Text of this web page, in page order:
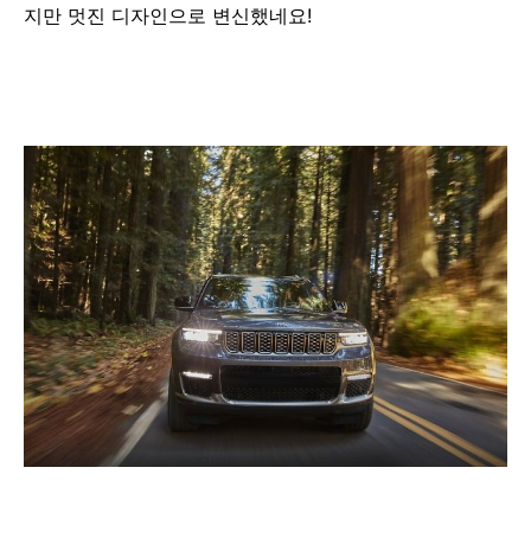
지만 멋진 디자인으로 변신했네요!